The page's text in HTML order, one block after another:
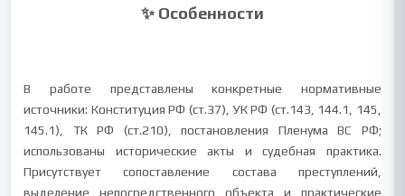
✨ Особенности
В работе представлены конкретные нормативные
источники: Конституция РФ (ст.37), УК РФ (ст.143, 144.1, 145,
145.1), ТК РФ (ст.210), постановления Пленума ВС РФ;
использованы исторические акты и судебная практика.
Присутствует сопоставление состава преступлений,
выделение непосредственного объекта и практические